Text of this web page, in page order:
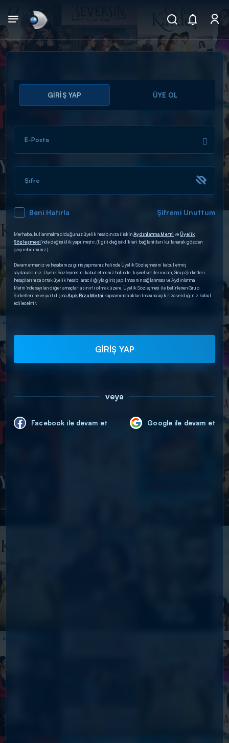
Arama
ARAMA SONUÇLARI
DİĞER SONUÇLAR
GİRİŞ YAP ÜYE OL
E-Posta
Şifre
Beni Hatırla Şifremi Unuttum
Merhaba, kullanmakta olduğunuz üyelik hesabınıza ilişkinAydınlatma Metni veÜyelik
Sözleşmesi’nde değişiklik yapılmıştır. (İlgili değişiklikleri bağlantıları kullanarak gözden
geçirebilirsiniz.)
Devam etmeniz ve hesabınıza giriş yapmanız halinde Üyelik Sözleşmesini kabul etmiş
sayılacaksınız. Üyelik Sözleşmesini kabul etmeniz halinde; kişisel verilerinizin, Grup Şirketleri
hesaplarınıza ortak üyelik hesabı aracılığıyla giriş yapılmasının sağlanması ve Aydınlatma
Metni’nde sayılan diğer amaçlarla sınırlı olmak üzere, Üyelik Sözleşmesi ile belirlenen Grup
Şirketleri’ne ve yurt dışınaAçık Rıza Metni kapsamında aktarılmasına açık rıza verdiğiniz kabul
edilecektir.
GİRİŞ YAP
veya
Facebook ile devam et Google ile devam et